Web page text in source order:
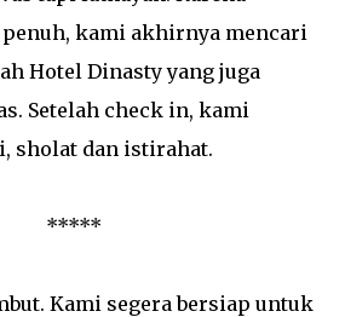
kami akhirnya mencari
Hotel Dinasty yang juga
Setelah check in, kami
sholat dan istirahat.
*****
Kami segera bersiap untuk